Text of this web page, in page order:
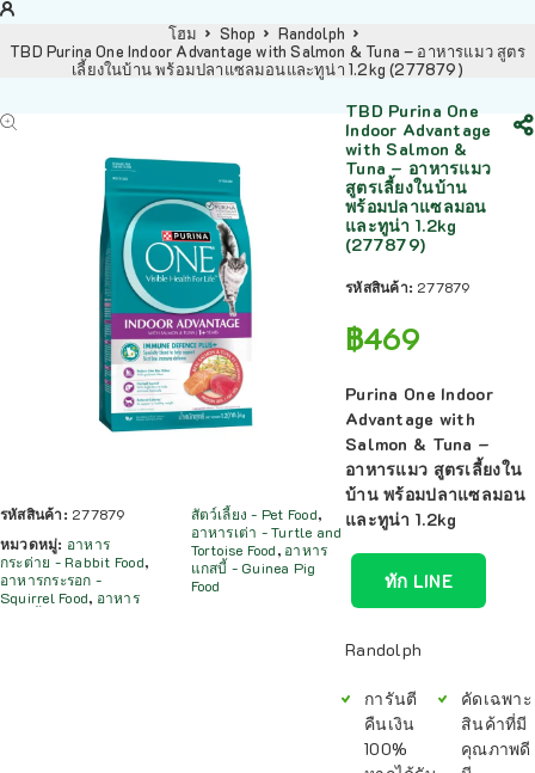
โฮม Shop
Randolph
TBD Purina One Indoor Advantage with Salmon & Tuna – อาหารแมว สูตร
เลี้ยงในบ้าน พร้อมปลาแซลมอนและทูน่า 1.2kg (277879)
รหัสสินค้า: 277879
หมวดหมู่: อาหาร
กระต่าย - Rabbit Food,
อาหารกระรอก -
Squirrel Food, อาหาร
สัตว์เลี้ยง - Pet Food,
อาหารเต่า - Turtle and
Tortoise Food, อาหาร
แกสบี้ - Guinea Pig
Food
TBD Purina One
Indoor Advantage
with Salmon &
Tuna – อาหารแมว
สูตรเลี้ยงในบ้าน
พร้อมปลาแซลมอน
และทูน่า 1.2kg
(277879)
รหัสสินค้า: 277879
฿469
Purina One Indoor
Advantage with
Salmon & Tuna –
อาหารแมว สูตรเลี้ยงใน
บ้าน พร้อมปลาแซลมอน
และทูน่า 1.2kg
ทัก LINE
Randolph
การันตี
คืนเงิน
100%
คัดเฉพาะ
สินค้าที่มี
คุณภาพดี